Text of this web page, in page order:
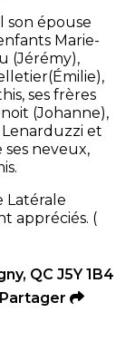
son épouse
Marie-
(Jérémy),
ses frères
(Johanne),
et
ses neveux,
Latérale
appréciés. (
QC J5Y 1B4